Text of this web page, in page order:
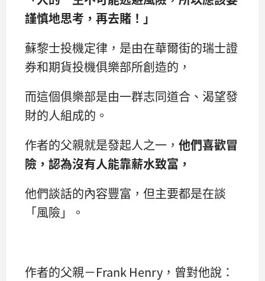
謹慎地思考，再去賭！」
蘇黎士投機定律，是由在華爾街的瑞士證
券和期貨投機俱樂部所創造的，
而這個俱樂部是由一群志同道合、渴望發
財的人組成的。
作者的父親就是發起人之一， 他們喜歡冒
險，認為沒有人能靠薪水致富，
他們談話的內容豐富，但主要都是在談
「風險」。
作者的父親－Frank Henry，曾對他說：